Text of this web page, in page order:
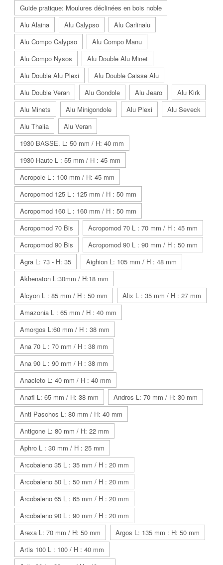
Guide pratique: Moulures déclinées en bois noble
Alu Alaina
Alu Calypso
Alu Carlinalu
Alu Compo Calypso
Alu Compo Manu
Alu Compo Nysos
Alu Double Alu Minet
Alu Double Alu Plexi
Alu Double Caisse Alu
Alu Double Veran
Alu Gondole Alu Jearo
Alu Kirk
Alu Minets
Alu Minigondole Alu Plexi
Alu Seveck
Alu Thalia
Alu Veran
1930 BASSE. L: 50 mm / H: 40 mm
1930 Haute L : 55 mm / H : 45 mm
Acropole L : 100 mm / H: 45 mm
Acropomod 125 L : 125 mm / H : 50 mm
Acropomod 160 L : 160 mm / H : 50 mm
Acropomod 70 Bis
Acropomod 70 L : 70 mm / H : 45 mm
Acropomod 90 Bis
Acropomod 90 L : 90 mm / H : 50 mm
Agra L: 73 - H: 35
Aighion L: 105 mm / H : 48 mm
Akhenaton L:30mm / H:18 mm
Alcyon L : 85 mm / H : 50 mm
Alix L : 35 mm / H : 27 mm
Amazonia L : 65 mm / H : 40 mm
Amorgos L:60 mm / H : 38 mm
Ana 70 L : 70 mm / H : 38 mm
Ana 90 L : 90 mm / H : 38 mm
Anacleto L: 40 mm / H : 40 mm
Anafi L: 65 mm / H: 38 mm
Andros L: 70 mm / H: 30 mm
Anti Paschos L: 80 mm / H: 40 mm
Antigone L: 80 mm / H: 22 mm
Aphro L : 30 mm / H : 25 mm
Arcobaleno 35 L : 35 mm / H : 20 mm
Arcobaleno 50 L : 50 mm / H : 20 mm
Arcobaleno 65 L : 65 mm / H : 20 mm
Arcobaleno 90 L : 90 mm / H : 20 mm
Arexa L: 70 mm / H: 50 mm
Argos L: 135 mm : H: 50 mm
Artis 100 L : 100 / H : 40 mm